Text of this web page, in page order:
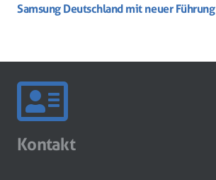
Samsung Deutschland mit neuer Führung
Kontakt